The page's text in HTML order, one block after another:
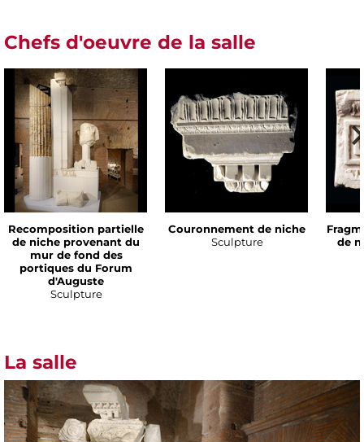
Chefs d'oeuvre de la salle
Recomposition partielle
de niche provenant du
mur de fond des
portiques du Forum
d'Auguste
Sculpture
Couronnement de niche
Sculpture
de
La salle